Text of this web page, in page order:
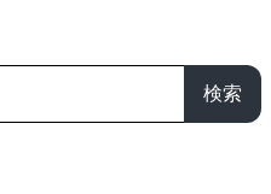
検索